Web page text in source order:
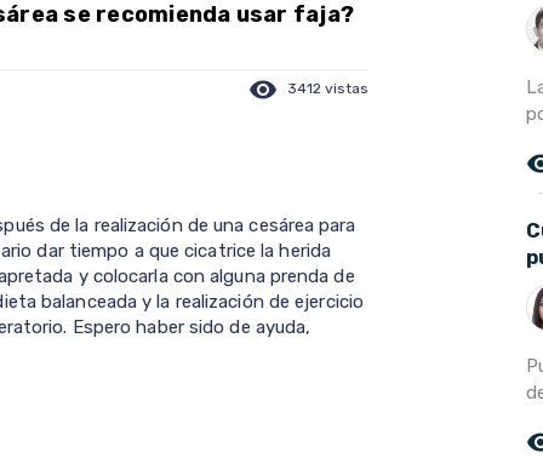
se recomienda usar faja?
visibility 3412 vistas
de la realización de una cesárea para
dar tiempo a que cicatrice la herida
y colocarla con alguna prenda de
balanceada y la realización de ejercicio
Espero haber sido de ayuda,